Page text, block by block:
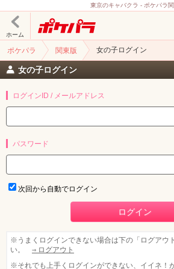
東京のキャバクラ - ポケパラ
ホーム
ポケパラ 関東版 女の子ログイン
女の子ログイン
ログインID / メールアドレス
パスワード
次回から自動でログイン
※うまくログインできない場合は下の「ログアウ
い。 ⇒ ログアウト
※それでも上手くログインができない、イイネ！
会員ログイン
北海道
甲信越